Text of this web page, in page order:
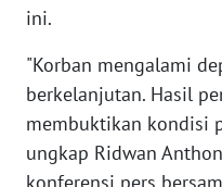
ini.
"Korban mengalami
berkelanjutan. Hasil
membuktikan kondisi
ungkap Ridwan
RIAU
WN
SERAMBI
WN